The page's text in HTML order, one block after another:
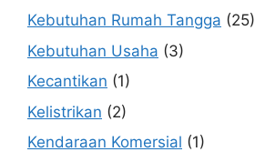
Kebutuhan Rumah Tangga (25)
Kebutuhan Usaha (3)
Kecantikan (1)
Kelistrikan (2)
Kendaraan Komersial (1)